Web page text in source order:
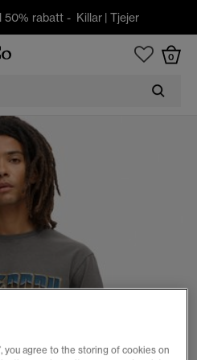
50% rabatt - Killar| Tjejer
0
you agree to the storing of cookies on